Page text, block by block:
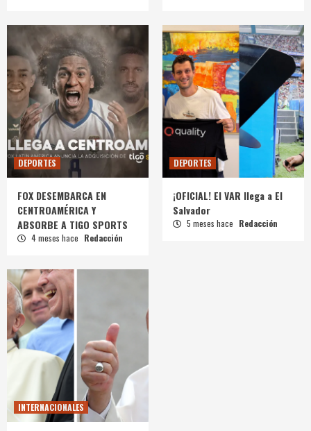
DEPORTES
FOX DESEMBARCA EN
CENTROAMÉRICA Y
ABSORBE A TIGO SPORTS
4 meses hace Redacción
DEPORTES
¡OFICIAL! El VAR llega a El
Salvador
5 meses hace Redacción
INTERNACIONALES